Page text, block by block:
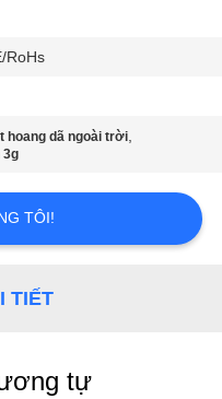
RoHs
hoang dã ngoài trời,
3g
TÔI!
TIẾT
tự